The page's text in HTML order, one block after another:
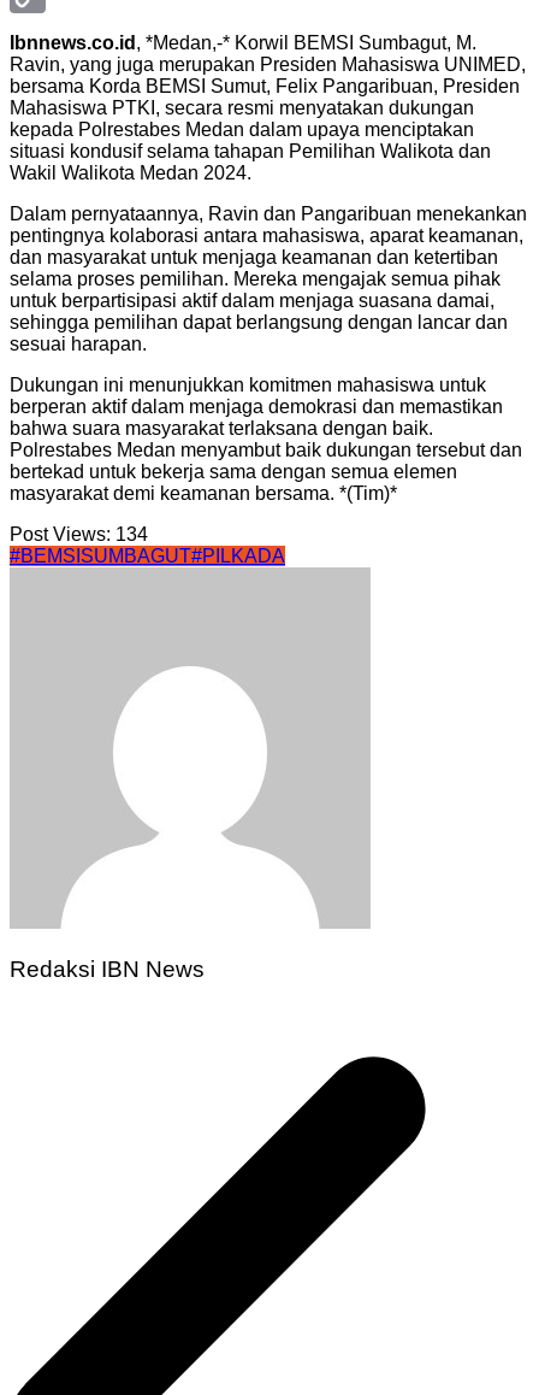
Copy
Link
Ibnnews.co.id , *Medan,-* Korwil BEMSI Sumbagut, M.
Ravin, yang juga merupakan Presiden Mahasiswa UNIMED,
bersama Korda BEMSI Sumut, Felix Pangaribuan, Presiden
Mahasiswa PTKI, secara resmi menyatakan dukungan
kepada Polrestabes Medan dalam upaya menciptakan
situasi kondusif selama tahapan Pemilihan Walikota dan
Wakil Walikota Medan 2024.
Dalam pernyataannya, Ravin dan Pangaribuan menekankan
pentingnya kolaborasi antara mahasiswa, aparat keamanan,
dan masyarakat untuk menjaga keamanan dan ketertiban
selama proses pemilihan. Mereka mengajak semua pihak
untuk berpartisipasi aktif dalam menjaga suasana damai,
sehingga pemilihan dapat berlangsung dengan lancar dan
sesuai harapan.
Dukungan ini menunjukkan komitmen mahasiswa untuk
berperan aktif dalam menjaga demokrasi dan memastikan
bahwa suara masyarakat terlaksana dengan baik.
Polrestabes Medan menyambut baik dukungan tersebut dan
bertekad untuk bekerja sama dengan semua elemen
masyarakat demi keamanan bersama. *(Tim)*
Post Views: 134
#BEMSISUMBAGUT#PILKADA
Redaksi IBN News